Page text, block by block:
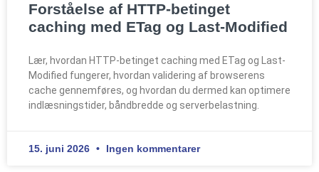
Forståelse af HTTP-betinget
caching med ETag og Last-Modified
Lær, hvordan HTTP-betinget caching med ETag og Last-
Modified fungerer, hvordan validering af browserens
cache gennemføres, og hvordan du dermed kan optimere
indlæsningstider, båndbredde og serverbelastning.
15. juni 2026 Ingen kommentarer